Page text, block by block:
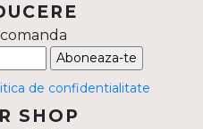
Aboneaza-te
de confidentialitate
SHOP